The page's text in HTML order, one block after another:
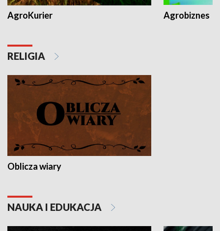
AgroKurier Agrobiznes
RELIGIA
Oblicza wiary
NAUKA I EDUKACJA